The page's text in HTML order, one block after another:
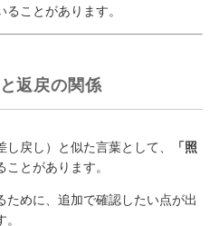
ることがあります。
返戻の関係
戻し）と似た言葉として、
「照
ことがあります。
ために、追加で確認したい点が出